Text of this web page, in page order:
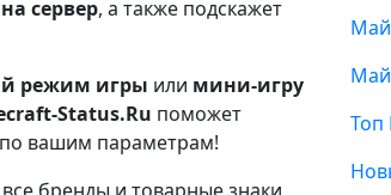
сервер, а также подскажет
режим игры или мини-игру
Status.Ru поможет
по вашим параметрам!
Топ